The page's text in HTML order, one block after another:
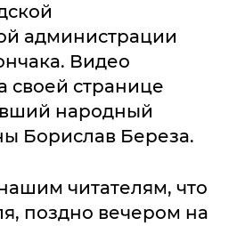
администрации
Видео
своей странице
народный
Борислав Береза.
читателям, что
поздно вечером на